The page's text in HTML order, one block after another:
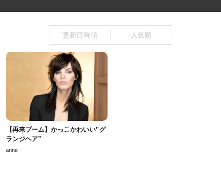
更新日時順 人気順
【再来ブーム】かっこかわいい”グ
ランジヘア”
anne